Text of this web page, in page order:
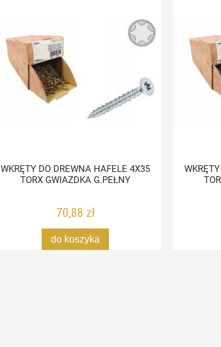
WKRĘTY DO DREWNA HAFELE 4X35
TORX GWIAZDKA G.PEŁNY
70,88 zł
do koszyka